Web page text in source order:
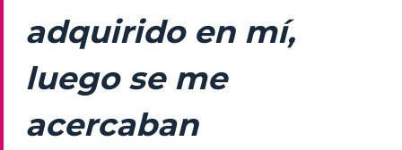
adquirido en mí,
luego se me
acercaban